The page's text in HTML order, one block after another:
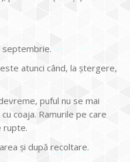
septembrie.
atunci când, la ștergere,
puful nu se mai
coaja. Ramurile pe care
rupte.
și după recoltare.